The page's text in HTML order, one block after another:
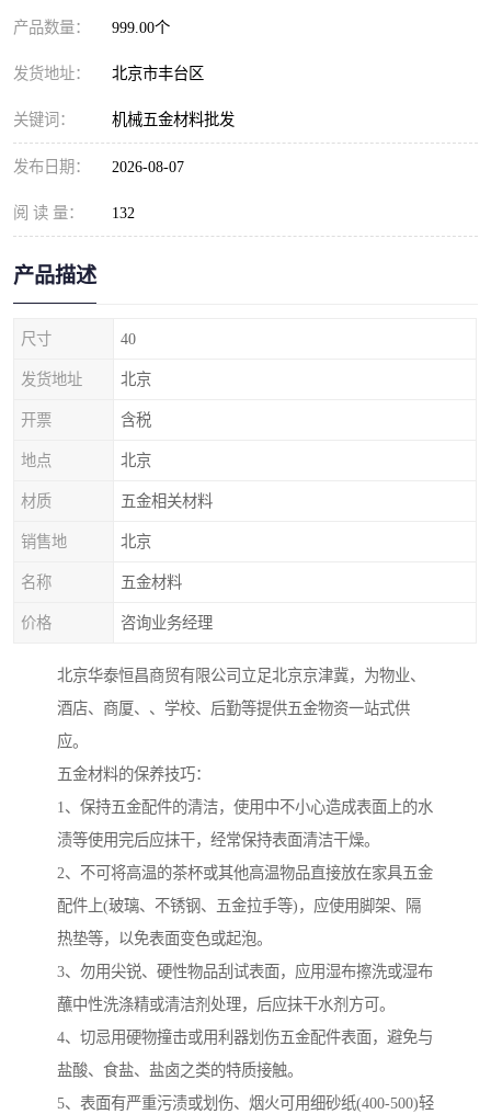
产品数量： 999.00个
发货地址： 北京市丰台区
关键词： 机械五金材料批发
发布日期： 2026-08-07
阅 读 量： 132
产品描述
尺寸 40
发货地址 北京
开票 含税
地点 北京
材质 五金相关材料
销售地 北京
名称 五金材料
价格 咨询业务经理
北京华泰恒昌商贸有限公司立足北京京津冀，为物业、
酒店、商厦、、学校、后勤等提供五金物资一站式供
应。
五金材料的保养技巧：
1、保持五金配件的清洁，使用中不小心造成表面上的水
渍等使用完后应抹干，经常保持表面清洁干燥。
2、不可将高温的茶杯或其他高温物品直接放在家具五金
配件上(玻璃、不锈钢、五金拉手等)，应使用脚架、隔
热垫等，以免表面变色或起泡。
3、勿用尖锐、硬性物品刮试表面，应用湿布擦洗或湿布
蘸中性洗涤精或清洁剂处理，后应抹干水剂方可。
4、切忌用硬物撞击或用利器划伤五金配件表面，避免与
盐酸、食盐、盐卤之类的特质接触。
5、表面有严重污渍或划伤、烟火可用细砂纸(400-500)轻